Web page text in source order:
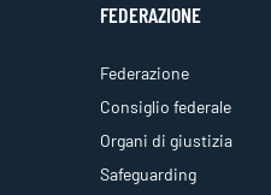
FEDERAZIONE
Federazione
Consiglio federale
Organi di giustizia
Safeguarding